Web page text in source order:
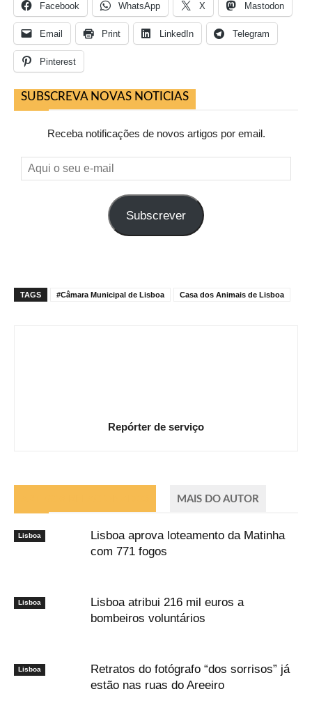
Facebook WhatsApp X Mastodon
Email Print LinkedIn Telegram
Pinterest
SUBSCREVA NOVAS NOTICIAS
Receba notificações de novos artigos por email.
Aqui
o
Subscrever
TAGS #Câmara Municipal de Lisboa Casa dos Animais de Lisboa
Repórter de serviço
MAIS DO AUTOR
Lisboa
Lisboa aprova loteamento da Matinha
com 771 fogos
Lisboa
Lisboa atribui 216 mil euros a
bombeiros voluntários
Lisboa
Retratos do fotógrafo “dos sorrisos” já
estão nas ruas do Areeiro